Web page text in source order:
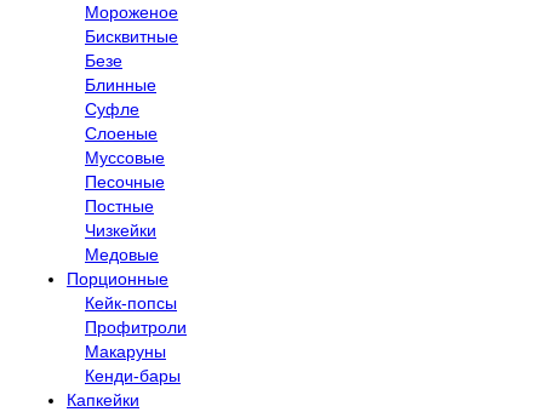
Мороженое
Бисквитные
Безе
Блинные
Суфле
Слоеные
Муссовые
Песочные
Постные
Чизкейки
Медовые
Порционные
Кейк-попсы
Профитроли
Макаруны
Кенди-бары
Капкейки